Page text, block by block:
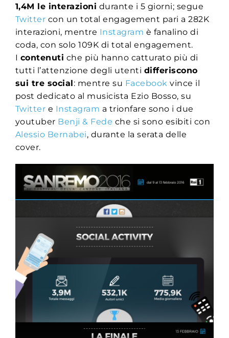
1,4M le interazioni durante i 5 giorni; segue
Twitter con un total engagement pari a 282K
interazioni, mentre Instagram è fanalino di
coda, con solo 109K di total engagement.
I contenuti che più hanno catturato più di
tutti l’attenzione degli utenti differiscono
sui tre social: mentre su Facebook vince il
post dedicato al musicista Ezio Bosso, su
Twitter e Instagram a trionfare sono i due
youtuber Benji & Fede che si sono esibiti con
Alessio Bernabei, durante la serata delle
cover.